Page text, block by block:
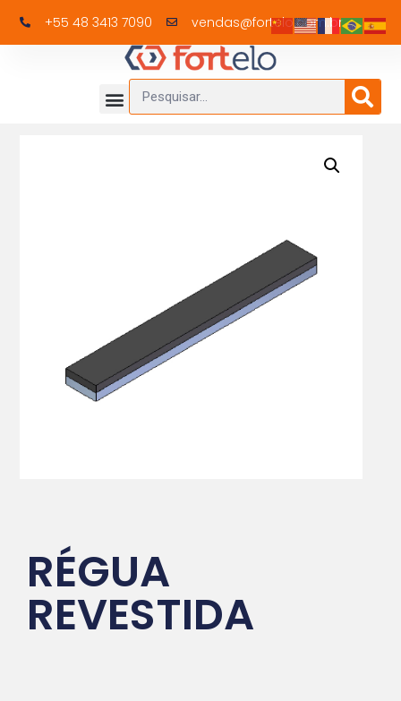
+55 48 3413 7090 vendas@fortelo.com.br
RÉGUA
REVESTIDA